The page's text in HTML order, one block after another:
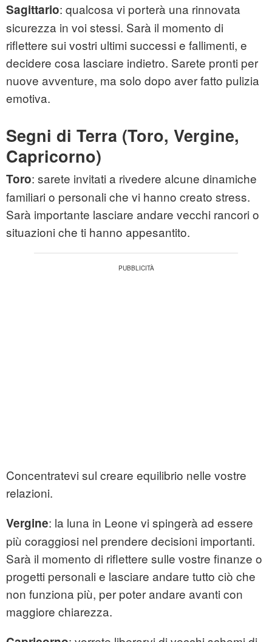
Sagittario: qualcosa vi porterà una rinnovata
sicurezza in voi stessi. Sarà il momento di
riflettere sui vostri ultimi successi e fallimenti, e
decidere cosa lasciare indietro. Sarete pronti per
nuove avventure, ma solo dopo aver fatto pulizia
emotiva.
Segni di Terra (Toro, Vergine,
Capricorno)
Toro: sarete invitati a rivedere alcune dinamiche
familiari o personali che vi hanno creato stress.
Sarà importante lasciare andare vecchi rancori o
situazioni che ti hanno appesantito.
Concentratevi sul creare equilibrio nelle vostre
relazioni.
Vergine: la luna in Leone vi spingerà ad essere
più coraggiosi nel prendere decisioni importanti.
Sarà il momento di riflettere sulle vostre finanze o
progetti personali e lasciare andare tutto ciò che
non funziona più, per poter andare avanti con
maggiore chiarezza.